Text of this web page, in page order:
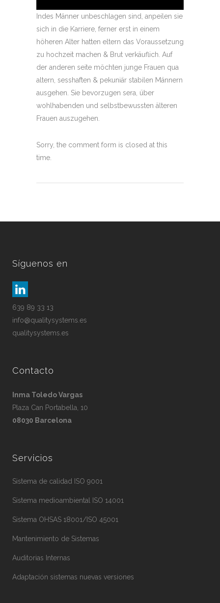
Indes Männer unbeschlagen sind, anpeilen sie
sich in die Karriere, ferner erst in einem
höheren Alter hatten eltern das Voraussetzung
zu hochzeit machen & Brut verkäuflich. Auf
der anderen seite möchten junge Frauen qua
altern, sesshaften & pekuniär stabilen Männern
ausgehen. Sie bevorzugen sera, über
wohlhabenden und selbstbewussten älteren
Frauen auszugehen.
Sorry, the comment form is closed at this
time.
Síguenos en
639 89 33 13
info@qualitysystems.es
qualitysystems.es
Contacto
Inma Toledo Vargas
Plaza Can Portabella, 10
08030 Barcelona
Servicios
Sistema de calidad ISO 9001
Sistema medioambiental ISO 14001
Sistema OHSAS 18001/ISO 45001
Mantenimiento de Sistemas
Auditorias Internas
Adaptación sistemas nuevas versiones